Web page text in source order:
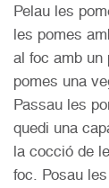
Pelau les
les pomes
al foc amb un
pomes una
Passau les
quedi una
la cocció de
foc. Posau